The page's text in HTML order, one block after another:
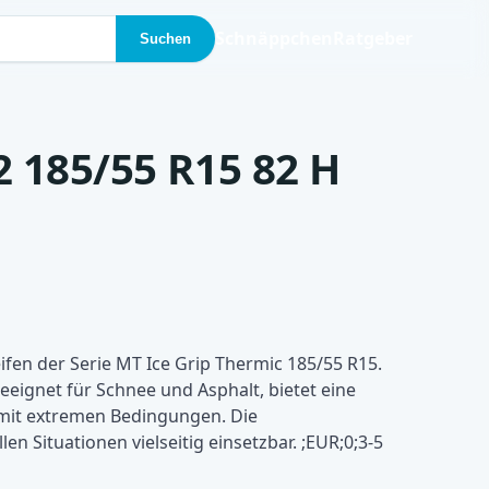
Suchen
55 R15 82 H
der Serie MT Ice Grip Thermic 185/55 R15.
für Schnee und Asphalt, bietet eine
extremen Bedingungen. Die
Situationen vielseitig einsetzbar. ;EUR;0;3-5